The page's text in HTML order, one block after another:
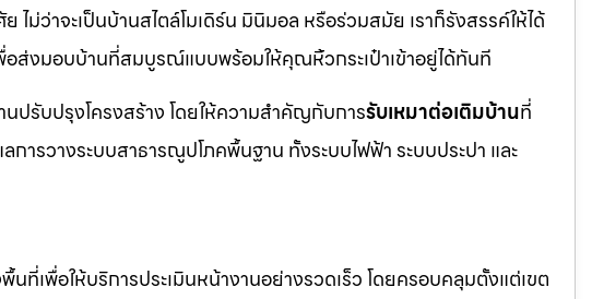
ม่ว่าจะเป็นบ้านสไตล์โมเดิร์น มินิมอล หรือร่วมสมัย เราก็รังสรรค์ให้ได้
อส่งมอบบ้านที่สมบูรณ์แบบพร้อมให้คุณหิ้วกระเป๋าเข้าอยู่ได้ทันที
ปรับปรุงโครงสร้าง โดยให้ความสำคัญกับการรับเหมาต่อเติมบ้านที่
รวางระบบสาธารณูปโภคพื้นฐาน ทั้งระบบไฟฟ้า ระบบประปา และ
ที่เพื่อให้บริการประเมินหน้างานอย่างรวดเร็ว โดยครอบคลุมตั้งแต่เขต